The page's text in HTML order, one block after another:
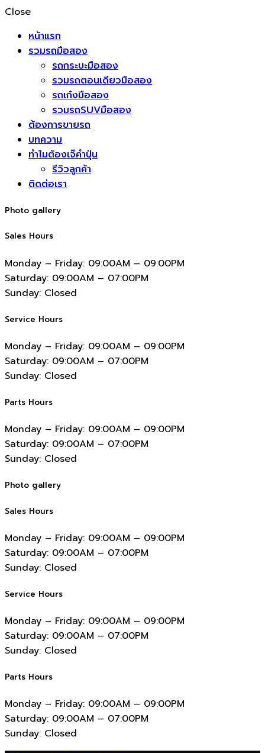
Close
หน้าแรก
รวมรถมือสอง
รถกระบะมือสอง
รวมรถตอนเดียวมือสอง
รถเก๋งมือสอง
รวมรถSUVมือสอง
ต้องการขายรถ
บทความ
ทำไมต้องเจ๊คำปุ่น
รีวิวลูกค้า
ติดต่อเรา
Photo gallery
Sales Hours
Monday – Friday: 09:00AM – 09:00PM
Saturday: 09:00AM – 07:00PM
Sunday: Closed
Service Hours
Monday – Friday: 09:00AM – 09:00PM
Saturday: 09:00AM – 07:00PM
Sunday: Closed
Parts Hours
Monday – Friday: 09:00AM – 09:00PM
Saturday: 09:00AM – 07:00PM
Sunday: Closed
Photo gallery
Sales Hours
Monday – Friday: 09:00AM – 09:00PM
Saturday: 09:00AM – 07:00PM
Sunday: Closed
Service Hours
Monday – Friday: 09:00AM – 09:00PM
Saturday: 09:00AM – 07:00PM
Sunday: Closed
Parts Hours
Monday – Friday: 09:00AM – 09:00PM
Saturday: 09:00AM – 07:00PM
Sunday: Closed